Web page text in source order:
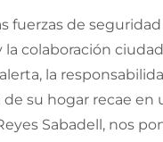
fuerzas de
la colaboración
la
de su hogar recae en
Sabadell, nos